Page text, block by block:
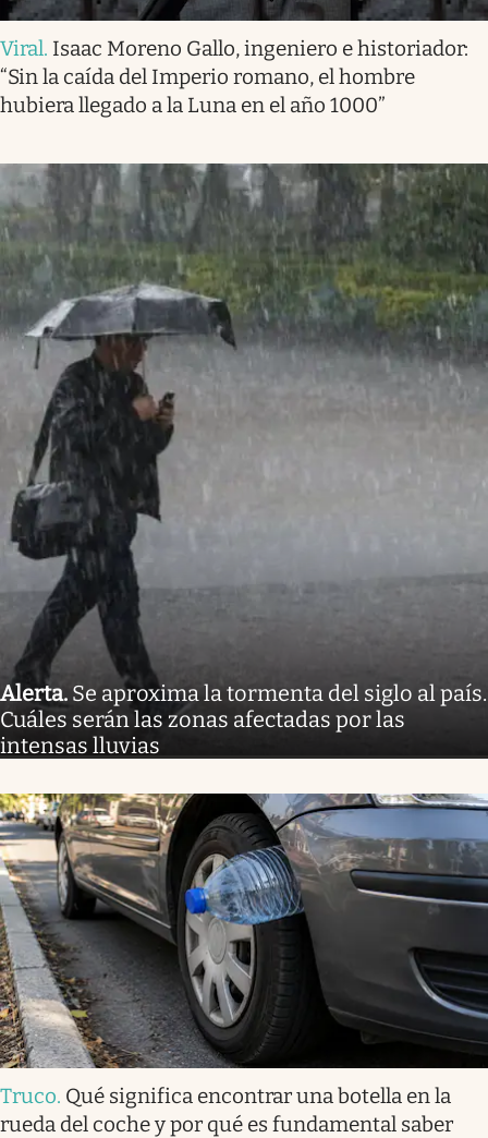
Viral. Isaac Moreno Gallo, ingeniero e historiador:
“Sin la caída del Imperio romano, el hombre
hubiera llegado a la Luna en el año 1000”
Alerta. Se aproxima la tormenta del siglo al país.
Cuáles serán las zonas afectadas por las
intensas lluvias
Truco. Qué significa encontrar una botella en la
rueda del coche y por qué es fundamental saber